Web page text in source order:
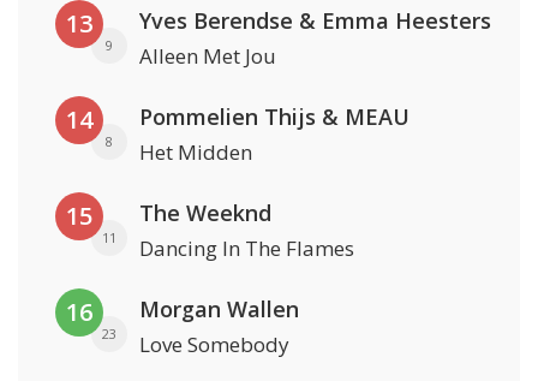
13
9
Yves Berendse & Emma Heesters
Alleen Met Jou
14
8
Pommelien Thijs & MEAU
Het Midden
15
11
The Weeknd
Dancing In The Flames
16
23
Morgan Wallen
Love Somebody